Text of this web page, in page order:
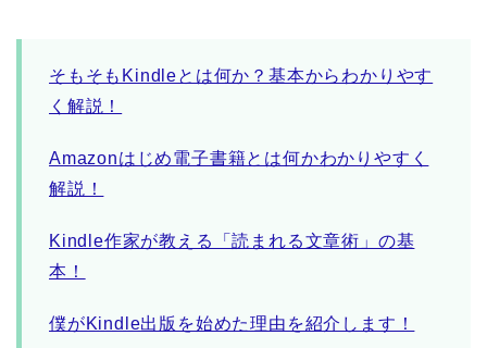
そもそもKindleとは何か？基本からわかりやす
く解説！
Amazonはじめ電子書籍とは何かわかりやすく
解説！
Kindle作家が教える「読まれる文章術」の基
本！
僕がKindle出版を始めた理由を紹介します！